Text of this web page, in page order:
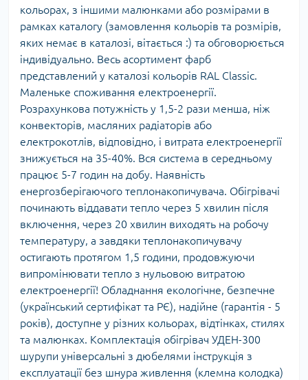
кольорах, з іншими малюнками або розмірами в
рамках каталогу (замовлення кольорів та розмірів,
яких немає в каталозі, вітається :) та обговорюється
індивідуально. Весь асортимент фарб
представлений у каталозі кольорів RAL Classic.
Маленьке споживання електроенергії.
Розрахункова потужність у 1,5-2 рази менша, ніж
конвекторів, масляних радіаторів або
електрокотлів, відповідно, і витрата електроенергії
знижується на 35-40%. Вся система в середньому
працює 5-7 годин на добу. Наявність
енергозберігаючого теплонакопичувача. Обігрівачі
починають віддавати тепло через 5 хвилин після
включення, через 20 хвилин виходять на робочу
температуру, а завдяки теплонакопичувачу
остигають протягом 1,5 години, продовжуючи
випромінювати тепло з нульовою витратою
електроенергії! Обладнання екологічне, безпечне
(український сертифікат та РЄ), надійне (гарантія - 5
років), доступне у різних кольорах, відтінках, стилях
та малюнках. Комплектація обігрівач УДЕН-300
шурупи універсальні з дюбелями інструкція з
експлуатації без шнура живлення (клемна колодка)